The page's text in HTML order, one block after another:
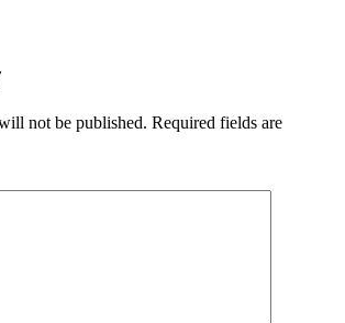
not be published. Required fields are